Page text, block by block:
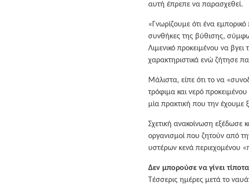
αυτή έπρεπε να παρασχεθεί.
«Γνωρίζουμε ότι ένα
συνθήκες της βύθισης,
Λιμενικό προκειμένου να
χαρακτηριστικά ενώ ζήτησε
Μάλιστα, είπε ότι το να
τρόφιμα και νερό
μία πρακτική που την έχουμε
Σχετική ανακοίνωση εξέδωσε
οργανισμοί που ζητούν από
υστέρων κενά περιεχομένου
Δεν μπορούσε να γίνει
Τέσσερις ημέρες μετά το